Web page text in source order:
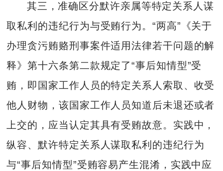
其三，准确区分默许亲属等特定关系人谋
取私利的违纪行为与受贿行为。“两高”《关于
办理贪污贿赂刑事案件适用法律若干问题的解
释》第十六条第二款规定了“事后知情型”受
贿，即国家工作人员的特定关系人索取、收受
他人财物，该国家工作人员知道后未退还或者
上交的，应当认定其具有受贿故意。实践中，
纵容、默许特定关系人谋取私利的违纪行为
与“事后知情型”受贿容易产生混淆，实践中应